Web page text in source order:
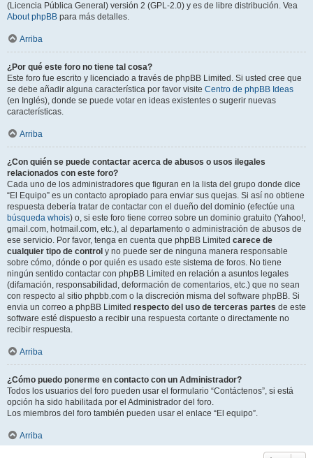
(Licencia Pública General) versión 2 (GPL-2.0) y es de libre distribución. Vea
About phpBB para más detalles.
Arriba
¿Por qué este foro no tiene tal cosa?
Este foro fue escrito y licenciado a través de phpBB Limited. Si usted cree que
se debe añadir alguna característica por favor visite Centro de phpBB Ideas
(en Inglés), donde se puede votar en ideas existentes o sugerir nuevas
características.
Arriba
¿Con quién se puede contactar acerca de abusos o usos ilegales
relacionados con este foro?
Cada uno de los administradores que figuran en la lista del grupo donde dice
“El Equipo” es un contacto apropiado para enviar sus quejas. Si así no obtiene
respuesta debería tratar de contactar con el dueño del dominio (efectúe una
búsqueda whois) o, si este foro tiene correo sobre un dominio gratuito (Yahoo!,
gmail.com, hotmail.com, etc.), al departamento o administración de abusos de
ese servicio. Por favor, tenga en cuenta que phpBB Limited carece de
cualquier tipo de control y no puede ser de ninguna manera responsable
sobre cómo, dónde o por quién es usado este sistema de foros. No tiene
ningún sentido contactar con phpBB Limited en relación a asuntos legales
(difamación, responsabilidad, deformación de comentarios, etc.) que no sean
con respecto al sitio phpbb.com o la discreción misma del software phpBB. Si
envia un correo a phpBB Limited respecto del uso de terceras partes de este
software esté dispuesto a recibir una respuesta cortante o directamente no
recibir respuesta.
Arriba
¿Cómo puedo ponerme en contacto con un Administrador?
Todos los usuarios del foro pueden usar el formulario “Contáctenos”, si está
opción ha sido habilitada por el Administrador del foro.
Los miembros del foro también pueden usar el enlace “El equipo”.
Arriba